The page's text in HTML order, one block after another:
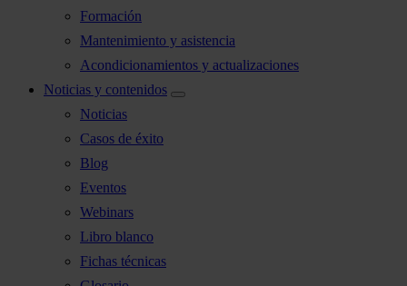
Formación
Mantenimiento y asistencia
Acondicionamientos y actualizaciones
Noticias y contenidos
Noticias
Casos de éxito
Blog
Eventos
Webinars
Libro blanco
Fichas técnicas